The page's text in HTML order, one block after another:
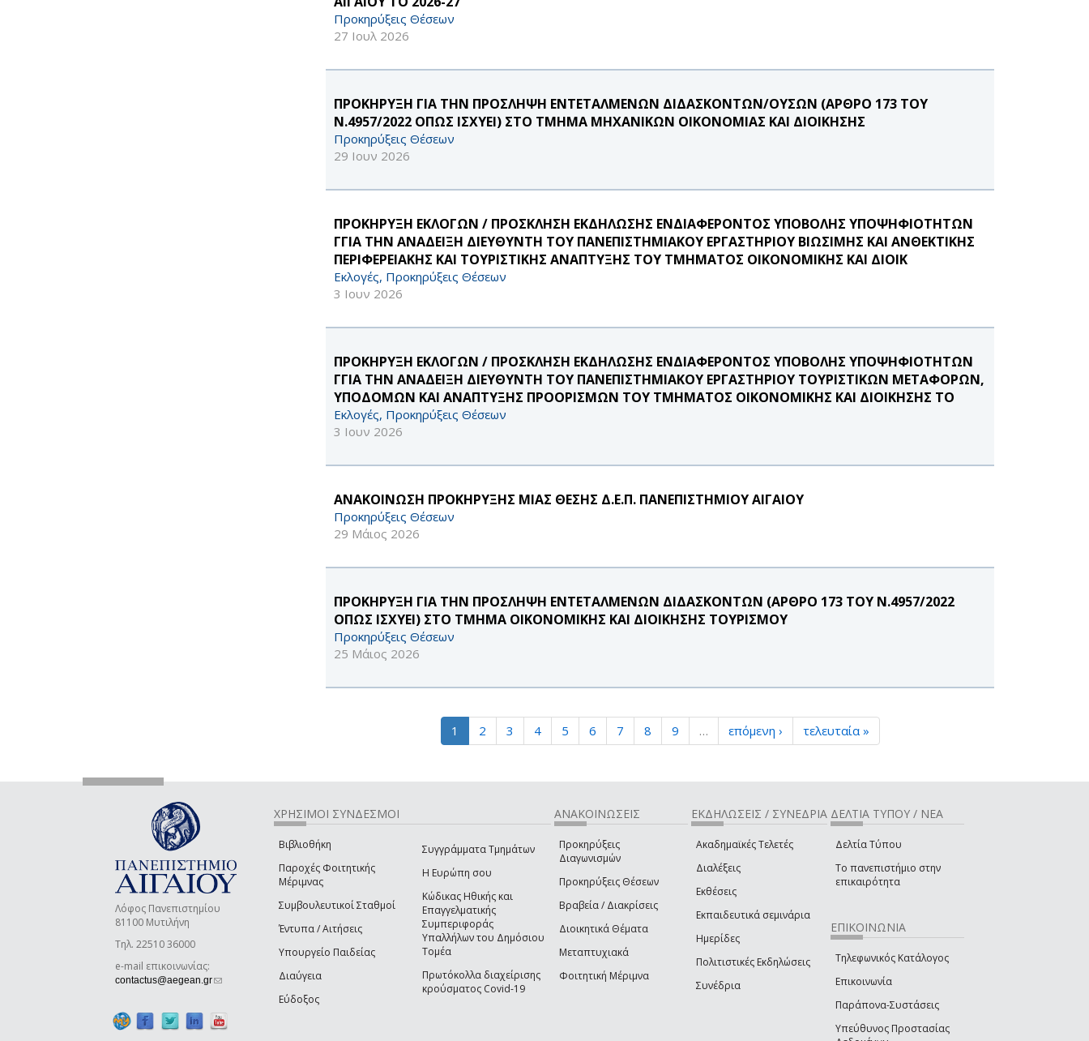
Προκηρύξεις Θέσεων
27 Ιουλ 2026
ΠΡΟΚΗΡΥΞΗ ΓΙΑ ΤΗΝ ΠΡΟΣΛΗΨΗ ΕΝΤΕΤΑΛΜΕΝΩΝ ΔΙΔΑΣΚΟΝΤΩΝ/ΟΥΣΩΝ (ΑΡΘΡΟ 173 ΤΟΥ
Ν.4957/2022 ΟΠΩΣ ΙΣΧΥΕΙ) ΣΤΟ ΤΜΗΜΑ ΜΗΧΑΝΙΚΩΝ ΟΙΚΟΝΟΜΙΑΣ ΚΑΙ ΔΙΟΙΚΗΣΗΣ
Προκηρύξεις Θέσεων
29 Ιουν 2026
ΠΡΟΚΗΡΥΞΗ ΕΚΛΟΓΩΝ / ΠΡΟΣΚΛΗΣΗ ΕΚΔΗΛΩΣΗΣ ΕΝΔΙΑΦΕΡΟΝΤΟΣ ΥΠΟΒΟΛΗΣ ΥΠΟΨΗΦΙΟΤΗΤΩΝ
ΓΓΙΑ ΤΗΝ ΑΝΑΔΕΙΞΗ ΔΙΕΥΘΥΝΤΗ ΤΟΥ ΠΑΝΕΠΙΣΤΗΜΙΑΚΟΥ ΕΡΓΑΣΤΗΡΙΟΥ ΒΙΩΣΙΜΗΣ ΚΑΙ ΑΝΘΕΚΤΙΚΗΣ
ΠΕΡΙΦΕΡΕΙΑΚΗΣ ΚΑΙ ΤΟΥΡΙΣΤΙΚΗΣ ΑΝΑΠΤΥΞΗΣ ΤΟΥ ΤΜΗΜΑΤΟΣ ΟΙΚΟΝΟΜΙΚΗΣ ΚΑΙ ΔΙΟΙΚ
Εκλογές, Προκηρύξεις Θέσεων
3 Ιουν 2026
ΠΡΟΚΗΡΥΞΗ ΕΚΛΟΓΩΝ / ΠΡΟΣΚΛΗΣΗ ΕΚΔΗΛΩΣΗΣ ΕΝΔΙΑΦΕΡΟΝΤΟΣ ΥΠΟΒΟΛΗΣ ΥΠΟΨΗΦΙΟΤΗΤΩΝ
ΓΓΙΑ ΤΗΝ ΑΝΑΔΕΙΞΗ ΔΙΕΥΘΥΝΤΗ ΤΟΥ ΠΑΝΕΠΙΣΤΗΜΙΑΚΟΥ ΕΡΓΑΣΤΗΡΙΟΥ ΤΟΥΡΙΣΤΙΚΩΝ ΜΕΤΑΦΟΡΩΝ,
ΥΠΟΔΟΜΩΝ ΚΑΙ ΑΝΑΠΤΥΞΗΣ ΠΡΟΟΡΙΣΜΩΝ ΤΟΥ ΤΜΗΜΑΤΟΣ ΟΙΚΟΝΟΜΙΚΗΣ ΚΑΙ ΔΙΟΙΚΗΣΗΣ ΤΟ
Εκλογές, Προκηρύξεις Θέσεων
3 Ιουν 2026
ΑΝΑΚΟΙΝΩΣΗ ΠΡΟΚΗΡΥΞΗΣ ΜΙΑΣ ΘΕΣΗΣ Δ.Ε.Π. ΠΑΝΕΠΙΣΤΗΜΙΟΥ ΑΙΓΑΙΟΥ
Προκηρύξεις Θέσεων
29 Μάιος 2026
ΠΡΟΚΗΡΥΞΗ ΓΙΑ ΤΗΝ ΠΡΟΣΛΗΨΗ ΕΝΤΕΤΑΛΜΕΝΩΝ ΔΙΔΑΣΚΟΝΤΩΝ (ΑΡΘΡΟ 173 ΤΟΥ Ν.4957/2022
ΟΠΩΣ ΙΣΧΥΕΙ) ΣΤΟ ΤΜΗΜΑ ΟΙΚΟΝΟΜΙΚΗΣ ΚΑΙ ΔΙΟΙΚΗΣΗΣ ΤΟΥΡΙΣΜΟΥ
Προκηρύξεις Θέσεων
25 Μάιος 2026
1 2 3 4 5 6 7 8 9 … επόμενη › τελευταία »
Λόφος Πανεπιστημίου
81100 Μυτιλήνη
Τηλ. 22510 36000
e-mail επικοινωνίας:
contactus@aegean.gr(link sends e-mail)
ΧΡΗΣΙΜΟΙ ΣΥΝΔΕΣΜΟΙ
Βιβλιοθήκη
Παροχές Φοιτητικής
Μέριμνας
Συμβουλευτικοί Σταθμοί
Έντυπα / Αιτήσεις
Υπουργείο Παιδείας
Διαύγεια
Εύδοξος
Συγγράμματα Τμημάτων
Η Ευρώπη σου
Κώδικας Ηθικής και
Επαγγελματικής
Συμπεριφοράς
Υπαλλήλων του Δημόσιου
Τομέα
Πρωτόκολλα διαχείρισης
κρούσματος Covid-19
ΑΝΑΚΟΙΝΩΣΕΙΣ
Προκηρύξεις
Διαγωνισμών
Προκηρύξεις Θέσεων
Βραβεία / Διακρίσεις
Διοικητικά Θέματα
Μεταπτυχιακά
Φοιτητική Μέριμνα
ΕΚΔΗΛΩΣΕΙΣ / ΣΥΝΕΔΡΙΑ
Ακαδημαϊκές Τελετές
Διαλέξεις
Εκθέσεις
Εκπαιδευτικά σεμινάρια
Ημερίδες
Πολιτιστικές Εκδηλώσεις
Συνέδρια
ΔΕΛΤΙΑ ΤΥΠΟΥ / ΝΕΑ
Δελτία Τύπου
Το πανεπιστήμιο στην
επικαιρότητα
ΕΠΙΚΟΙΝΩΝΙΑ
Τηλεφωνικός Κατάλογος
Επικοινωνία
Παράπονα-Συστάσεις
Υπεύθυνος Προστασίας